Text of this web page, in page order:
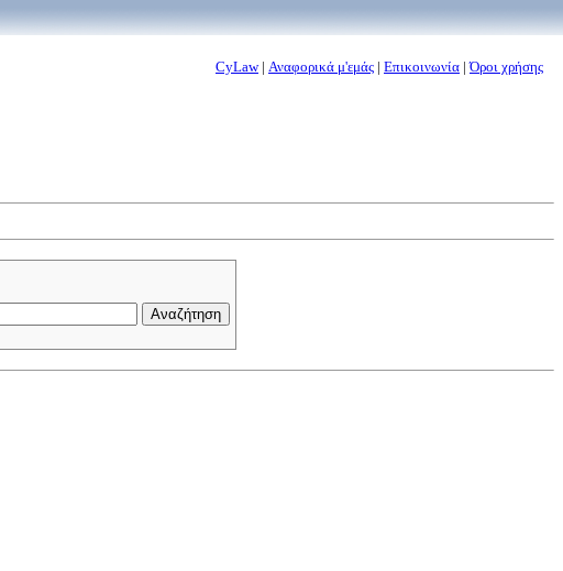
CyLaw| Αναφορικά μ'εμάς | Επικοινωνία |Όροι χρήσης